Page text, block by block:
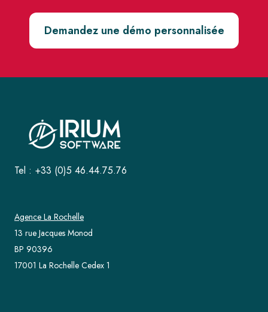
Demandez une démo personnalisée
Tel : +33 (0)5 46.44.75.76
Agence La Rochelle
13 rue Jacques Monod
BP 90396
17001 La Rochelle Cedex 1